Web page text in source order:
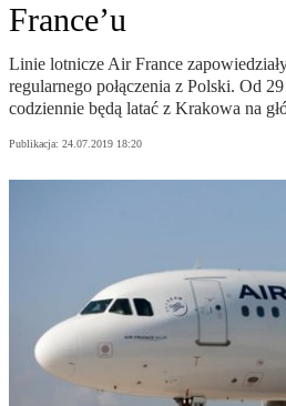
France’u
Linie lotnicze Air France
regularnego połączenia z Polski. Od
codziennie będą latać z Krakowa na
Publikacja: 24.07.2019 18:20